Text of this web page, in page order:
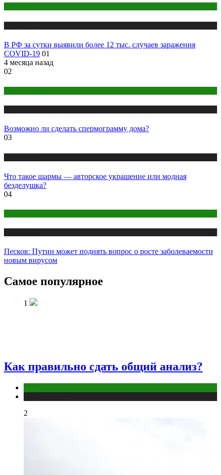
В РФ за сутки выявили более 12 тыс. случаев заражения
COVID-19 01
4 месяца назад
02
Возможно ли сделать спермограмму дома?
03
Что такое шармы — авторское украшение или модная
безделушка?
04
Песков: Путин может поднять вопрос о росте заболеваемости
новым вирусом
Самое популярное
1
Как правильно сдать общий анализ?
2